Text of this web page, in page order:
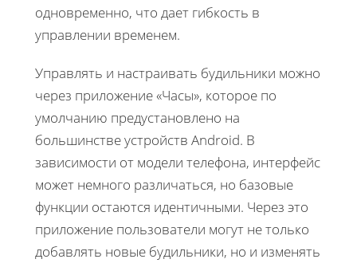
одновременно, что дает гибкость в
управлении временем.
Управлять и настраивать будильники можно
через приложение «Часы», которое по
умолчанию предустановлено на
большинстве устройств Android. В
зависимости от модели телефона, интерфейс
может немного различаться, но базовые
функции остаются идентичными. Через это
приложение пользователи могут не только
добавлять новые будильники, но и изменять